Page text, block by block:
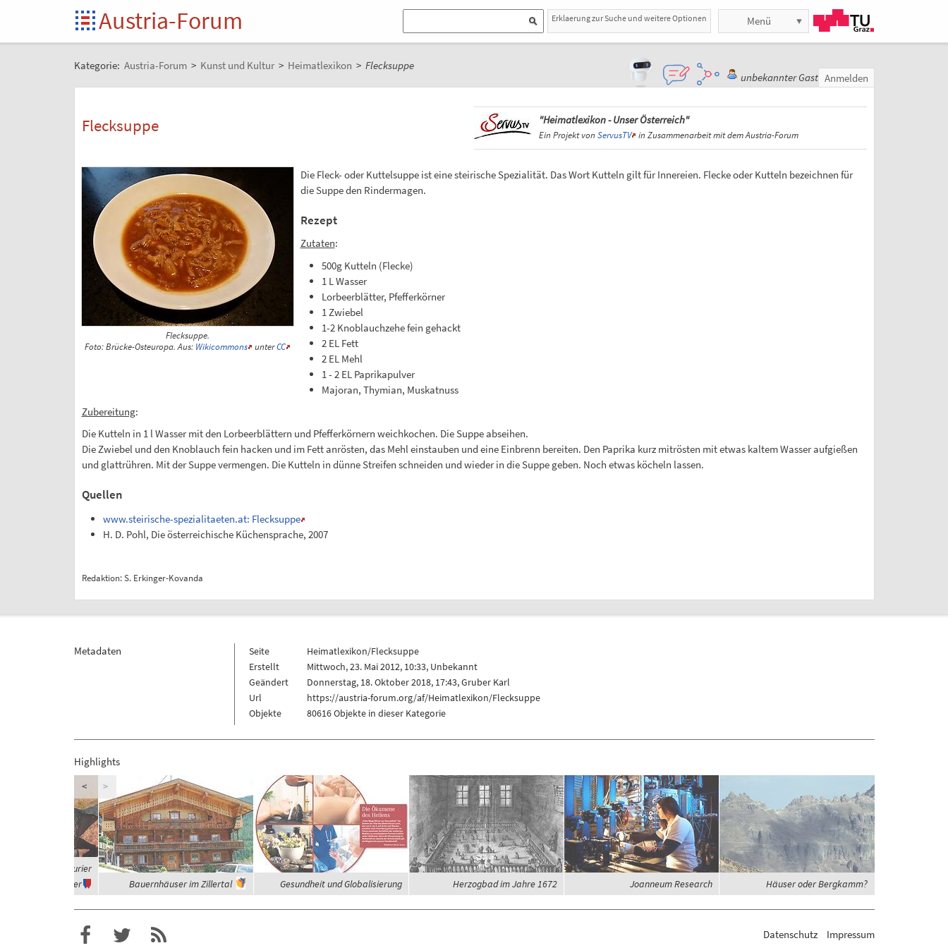
Austria-Forum Erklaerung zur Suche und weitere Optionen Menü
Kategorie: Austria-Forum > Kunst und Kultur > Heimatlexikon > Flecksuppe
unbekannter Gast Anmelden
Flecksuppe "Heimatlexikon - Unser Österreich"
Ein Projekt von ServusTV in Zusammenarbeit mit dem Austria-Forum
Flecksuppe.
Foto: Brücke-Osteuropa. Aus: Wikicommons unterCC
Die Fleck- oder Kuttelsuppe ist eine steirische Spezialität. Das Wort Kutteln gilt für Innereien. Flecke oder Kutteln bezeichnen für
die Suppe den Rindermagen.
Rezept
Zutaten:
500g Kutteln (Flecke)
1 L Wasser
Lorbeerblätter, Pfefferkörner
1 Zwiebel
1-2 Knoblauchzehe fein gehackt
2 EL Fett
2 EL Mehl
1 - 2 EL Paprikapulver
Majoran, Thymian, Muskatnuss
Zubereitung:
Die Kutteln in 1 l Wasser mit den Lorbeerblättern und Pfefferkörnern weichkochen. Die Suppe abseihen.
Die Zwiebel und den Knoblauch fein hacken und im Fett anrösten, das Mehl einstauben und eine Einbrenn bereiten. Den Paprika kurz mitrösten mit etwas kaltem Wasser aufgießen
und glattrühren. Mit der Suppe vermengen. Die Kutteln in dünne Streifen schneiden und wieder in die Suppe geben. Noch etwas köcheln lassen.
Quellen
www.steirische-spezialitaeten.at: Flecksuppe
H. D. Pohl, Die österreichische Küchensprache, 2007
Redaktion: S. Erkinger-Kovanda
Metadaten Seite
Heimatlexikon/Flecksuppe
Erstellt
Mittwoch, 23. Mai 2012, 10:33, Unbekannt
Geändert
Donnerstag, 18. Oktober 2018, 17:43,Gruber Karl
Url
https://austria-forum.org/af/Heimatlexikon/Flecksuppe
Objekte
80616 Objekte in dieser Kategorie
Highlights
waren die Dinosaurier
Vegetarier
Bauernhäuser im Zillertal Gesundheit und Globalisierung Herzogbad im Jahre 1672 Joanneum Research Häuser oder Bergkamm?
< >
Datenschutz Impressum